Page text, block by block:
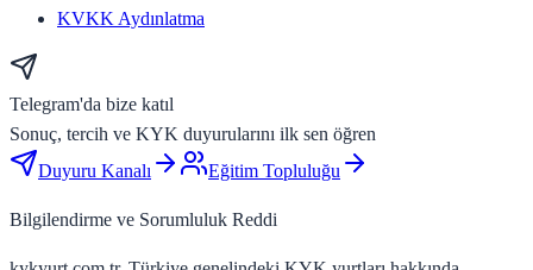
KVKK Aydınlatma
Telegram'da bize katıl
Sonuç, tercih ve KYK duyurularını ilk sen öğren
Duyuru Kanalı
Eğitim Topluluğu
Bilgilendirme ve Sorumluluk Reddi